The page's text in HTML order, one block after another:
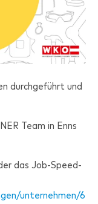
durchgeführt und
Team in Enns
das Job-Speed-
unternehmen/6